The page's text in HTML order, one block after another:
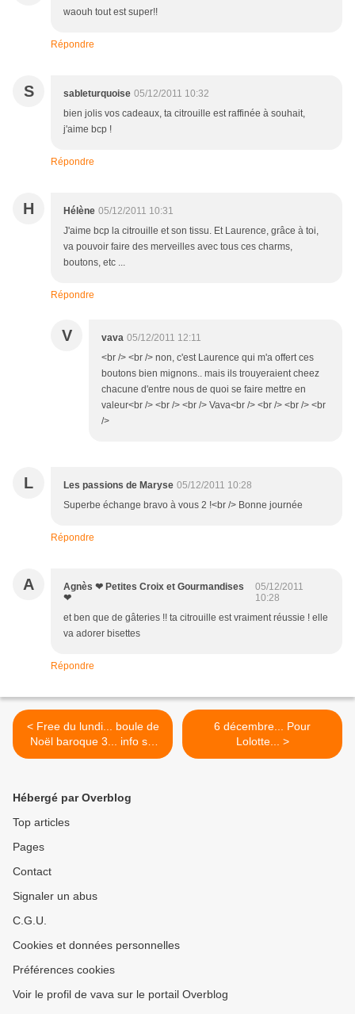
waouh tout est super!!
Répondre
S sableturquoise 05/12/2011 10:32
bien jolis vos cadeaux, ta citrouille est raffinée à souhait,
j'aime bcp !
Répondre
H Hélène 05/12/2011 10:31
J'aime bcp la citrouille et son tissu. Et Laurence, grâce à toi,
va pouvoir faire des merveilles avec tous ces charms,
boutons, etc ...
Répondre
V vava 05/12/2011 12:11
<br /> <br /> non, c'est Laurence qui m'a offert ces
boutons bien mignons.. mais ils trouyeraient cheez
chacune d'entre nous de quoi se faire mettre en
valeur<br /> <br /> <br /> Vava<br /> <br /> <br /> <br
/>
L Les passions de Maryse 05/12/2011 10:28
Superbe échange bravo à vous 2 !<br /> Bonne journée
Répondre
A
Agnès ❤ Petites Croix et Gourmandises
❤
05/12/2011
10:28
et ben que de gâteries !! ta citrouille est vraiment réussie ! elle
va adorer bisettes
Répondre
< Free du lundi... boule de
Noël baroque 3... info sal
luminophore
6 décembre... Pour
Lolotte... >
Hébergé par Overblog
Top articles
Pages
Contact
Signaler un abus
C.G.U.
Cookies et données personnelles
Préférences cookies
Voir le profil de vava sur le portail Overblog